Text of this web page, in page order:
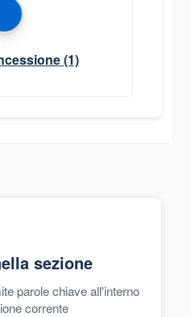
(1)
sezione
parole chiave all'interno
corrente